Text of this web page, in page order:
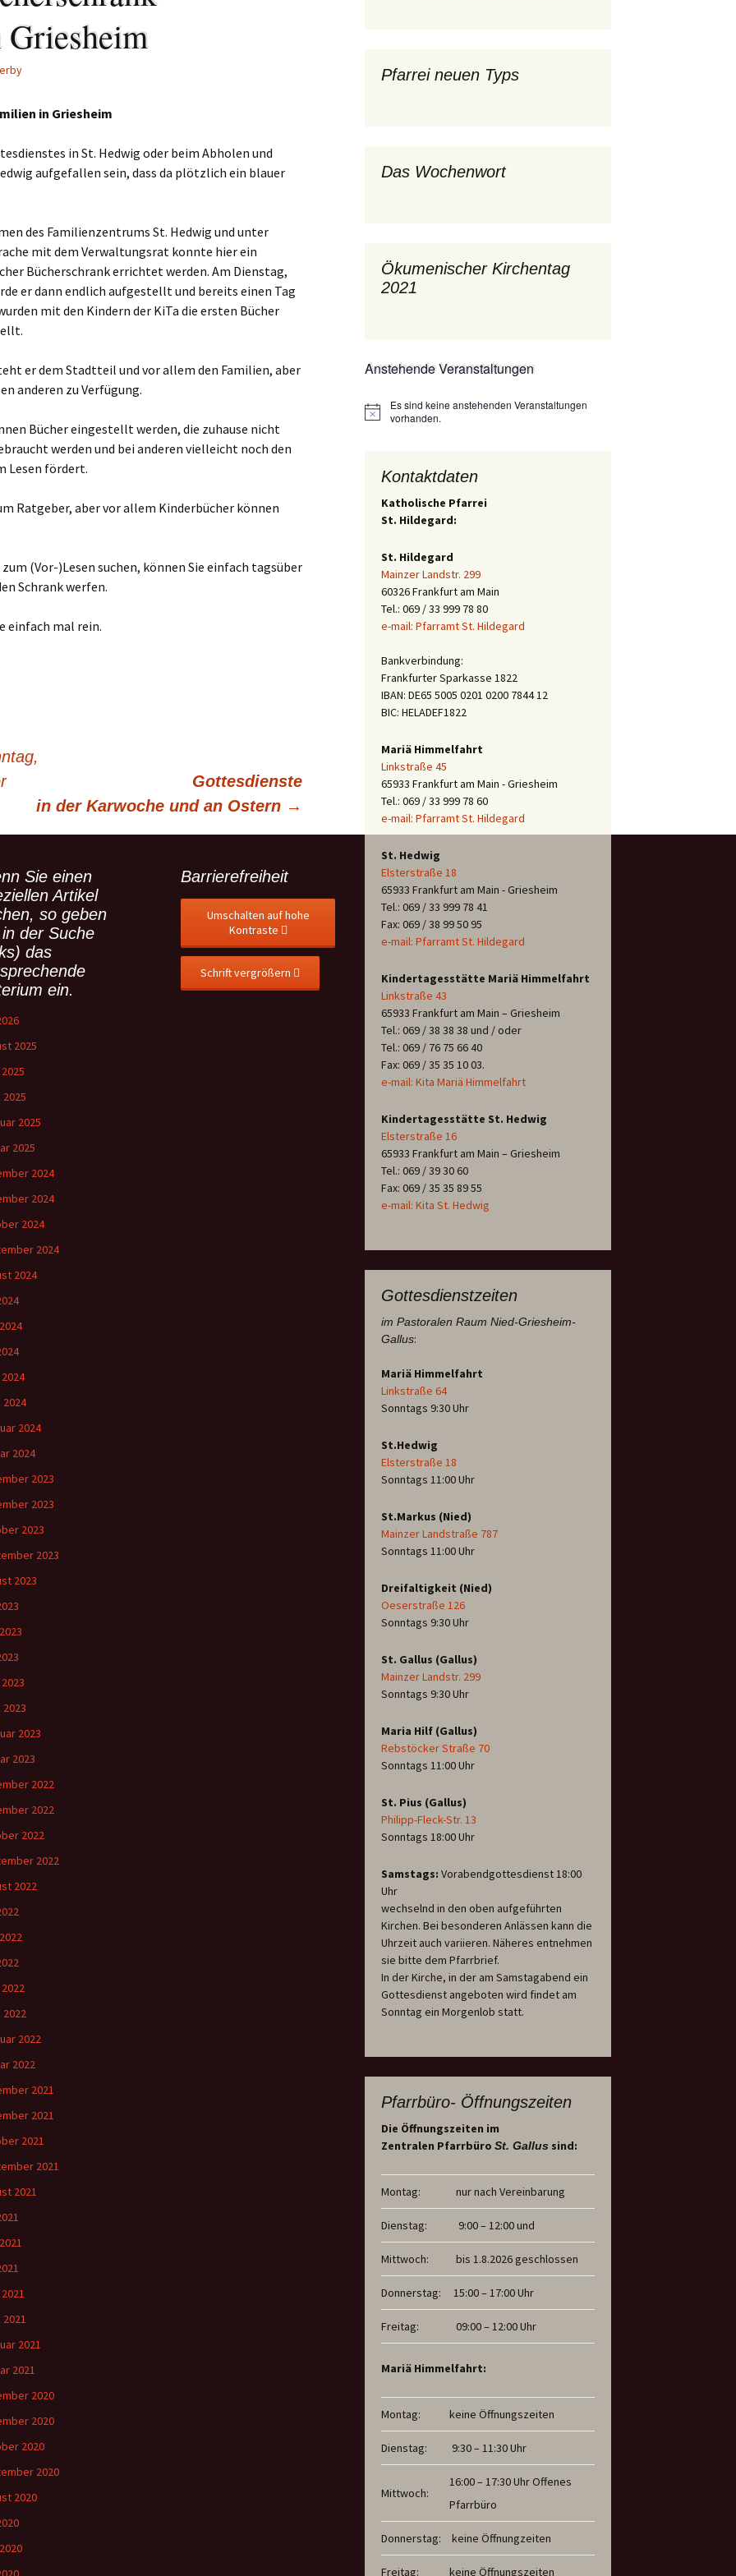
Hedwigsforum (ext. Link)
Kath. Kirche Nied (ext.
Link)
St. Gallus (ext. Link)
Stadtkirche Frankfurt
Haus am Dom (ext. Link)
Dompfarrei St.
St. Josef Bornheim (ext.
Bistum Limburg (ext.
Link)
Kirchenzeitung Limburg
Jugendkirche Jona (ext.
PGR – Wahl 2015
Kirche St. Hedwig
Das Pfarrhaus
Haus im Haus
(St.Hedwig)
Himmelfahrt
–
Trauung
Tauffamilien
Tauffamilien
Unser Wochenwort
in Griesheim
in St. Hedwig oder beim Abholen und
aufgefallen sein, dass da plötzlich ein blauer
des Familienzentrums St. Hedwig und unter
mit dem Verwaltungsrat konnte hier ein
Bücherschrank errichtet werden. Am Dienstag,
er dann endlich aufgestellt und bereits einen Tag
mit den Kindern der KiTa die ersten Bücher
er dem Stadtteil und vor allem den Familien, aber
anderen zu Verfügung.
Bücher eingestellt werden, die zuhause nicht
werden und bei anderen vielleicht noch den
Lesen fördert.
Ratgeber, aber vor allem Kinderbücher können
(Vor-)Lesen suchen, können Sie einfach tagsüber
Schrank werfen.
einfach mal rein.
Gottesdienste
in der Karwoche und an Ostern →
Pfarrei neuen Typs
Das Wochenwort
Ökumenischer Kirchentag
2021
Anstehende Veranstaltungen
Hinweis
Es sind keine anstehenden Veranstaltungen
vorhanden.
Kontaktdaten
Katholische Pfarrei
St. Hildegard:
St. Hildegard
Mainzer Landstr. 299
60326 Frankfurt am Main
Tel.: 069 / 33 999 78 80
e-mail: Pfarramt St. Hildegard
Bankverbindung:
Frankfurter Sparkasse 1822
IBAN: DE65 5005 0201 0200 7844 12
BIC: HELADEF1822
Mariä Himmelfahrt
Linkstraße 45
65933 Frankfurt am Main - Griesheim
Tel.: 069 / 33 999 78 60
e-mail: Pfarramt St. Hildegard
St. Hedwig
Elsterstraße 18
65933 Frankfurt am Main - Griesheim
Tel.: 069 / 33 999 78 41
Fax: 069 / 38 99 50 95
e-mail: Pfarramt St. Hildegard
Kindertagesstätte Mariä Himmelfahrt
Linkstraße 43
65933 Frankfurt am Main – Griesheim
Tel.: 069 / 38 38 38 und / oder
Tel.: 069 / 76 75 66 40
Fax: 069 / 35 35 10 03.
e-mail: Kita Mariä Himmelfahrt
Kindertagesstätte St. Hedwig
Elsterstraße 16
65933 Frankfurt am Main – Griesheim
Tel.: 069 / 39 30 60
Fax: 069 / 35 35 89 55
e-mail: Kita St. Hedwig
Gottesdienstzeiten
im Pastoralen Raum Nied-Griesheim-
Gallus:
Mariä Himmelfahrt
Linkstraße 64
Sonntags 9:30 Uhr
St.Hedwig
Elsterstraße 18
Sonntags 11:00 Uhr
St.Markus (Nied)
Mainzer Landstraße 787
Sonntags 11:00 Uhr
Dreifaltigkeit (Nied)
Oeserstraße 126
Sonntags 9:30 Uhr
St. Gallus (Gallus)
Mainzer Landstr. 299
Sonntags 9:30 Uhr
Maria Hilf (Gallus)
Rebstöcker Straße 70
Sonntags 11:00 Uhr
St. Pius (Gallus)
Philipp-Fleck-Str. 13
Sonntags 18:00 Uhr
Samstags: Vorabendgottesdienst 18:00
Uhr
wechselnd in den oben aufgeführten
Kirchen. Bei besonderen Anlässen kann die
Uhrzeit auch variieren. Näheres entnehmen
sie bitte dem Pfarrbrief.
In der Kirche, in der am Samstagabend ein
Gottesdienst angeboten wird findet am
Sonntag ein Morgenlob statt.
Pfarrbüro- Öffnungszeiten
Die Öffnungszeiten im
Zentralen Pfarrbüro St. Gallus sind:
Montag: nur nach Vereinbarung
Dienstag: 9:00 – 12:00 und
Mittwoch: bis 1.8.2026 geschlossen
Donnerstag: 15:00 – 17:00 Uhr
Freitag: 09:00 – 12:00 Uhr
Mariä Himmelfahrt:
Montag: keine Öffnungszeiten
Dienstag: 9:30 – 11:30 Uhr
Mittwoch:
16:00 – 17:30 Uhr Offenes
Pfarrbüro
Donnerstag: keine Öffnungzeiten
Freitag: keine Öffnungszeiten
Sie einen
Artikel
so geben
der Suche
das
ein.
2025
2025
2025
2024
2024
2024
2024
2024
2024
2024
2024
2023
2023
2023
2023
2023
2023
2023
2022
2022
2022
2022
2022
2022
2022
2022
2021
2021
2021
2021
2021
2021
2021
2020
2020
2020
2020
2020
Barrierefreiheit
Umschalten auf hohe
Kontraste
Schrift vergrößern